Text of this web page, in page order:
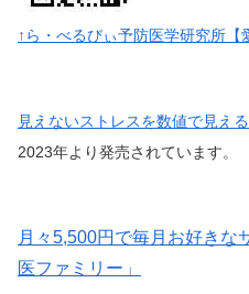
↑ら・べるびぃ予防医学研究所【
見えないストレスを数値で見え
2023年より発売されています。
月々5,500円で毎月お好きな
医ファミリー」